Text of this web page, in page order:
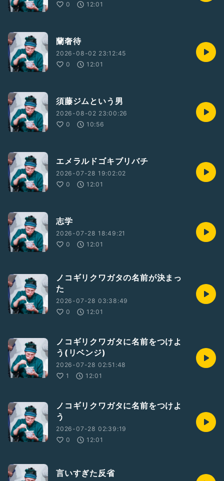
0
12:01
蘭奢待
2026-08-02 23:12:45
0
12:01
須藤ジムという男
2026-08-02 23:00:26
0
10:56
エメラルドゴキブリバチ
2026-07-28 19:02:02
0
12:01
志学
2026-07-28 18:49:21
0
12:01
ノコギリクワガタの名前が決まっ
た
2026-07-28 03:38:49
0
12:01
ノコギリクワガタに名前をつけよ
う(リベンジ)
2026-07-28 02:51:48
1
12:01
ノコギリクワガタに名前をつけよ
う
2026-07-28 02:39:19
0
12:01
言いすぎた反省